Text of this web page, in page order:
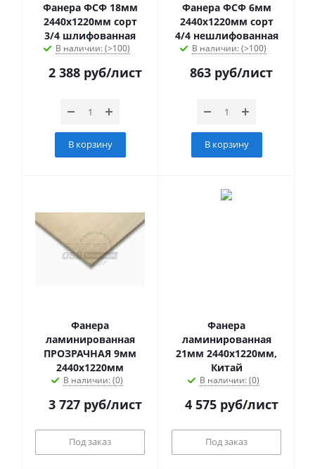
Фанера ФСФ 18мм
2440х1220мм сорт
3/4 шлифованная
В наличии: (>100)
2 388руб/лист
В корзину
Фанера ФСФ 6мм
2440х1220мм сорт
4/4 нешлифованная
В наличии: (>100)
863 руб/лист
В корзину
Фанера
ламинированная
ПРОЗРАЧНАЯ 9мм
2440х1220мм
В наличии: (0)
3 727руб/лист
Под заказ
Фанера
ламинированная
21мм 2440х1220мм,
Китай
В наличии: (0)
4 575руб/лист
Под заказ